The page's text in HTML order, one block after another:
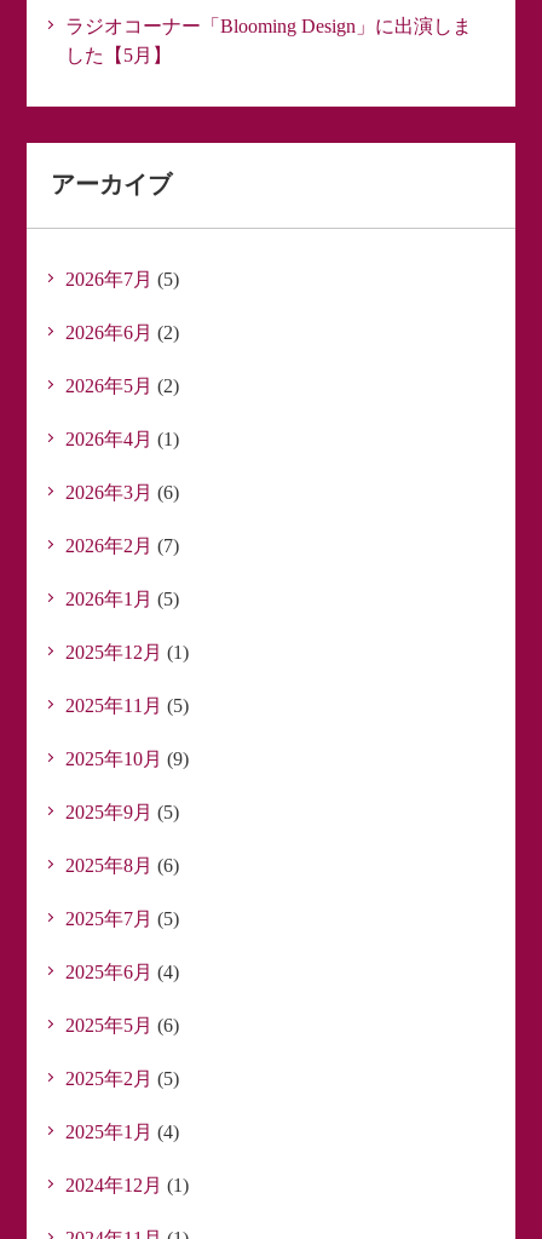
ラジオコーナー「Blooming Design」に出演しま
した【5月】
アーカイブ
2026年7月 (5)
2026年6月 (2)
2026年5月 (2)
2026年4月 (1)
2026年3月 (6)
2026年2月 (7)
2026年1月 (5)
2025年12月 (1)
2025年11月 (5)
2025年10月 (9)
2025年9月 (5)
2025年8月 (6)
2025年7月 (5)
2025年6月 (4)
2025年5月 (6)
2025年2月 (5)
2025年1月 (4)
2024年12月 (1)